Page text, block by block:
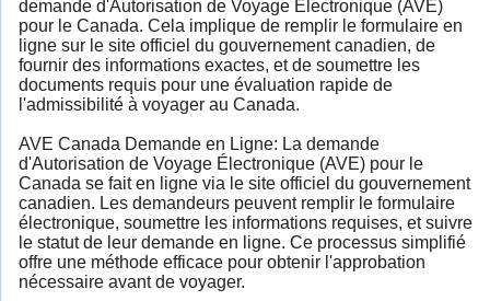
demande d'Autorisation de Voyage Électronique (AVE)
pour le Canada. Cela implique de remplir le formulaire en
ligne sur le site officiel du gouvernement canadien, de
fournir des informations exactes, et de soumettre les
documents requis pour une évaluation rapide de
l'admissibilité à voyager au Canada.
AVE Canada Demande en Ligne: La demande
d'Autorisation de Voyage Électronique (AVE) pour le
Canada se fait en ligne via le site officiel du gouvernement
canadien. Les demandeurs peuvent remplir le formulaire
électronique, soumettre les informations requises, et suivre
le statut de leur demande en ligne. Ce processus simplifié
offre une méthode efficace pour obtenir l'approbation
nécessaire avant de voyager.